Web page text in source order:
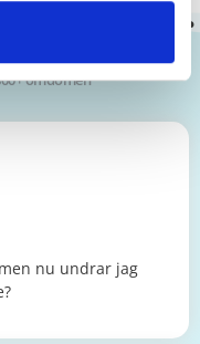
föräldrar
omdömen
nu undrar jag